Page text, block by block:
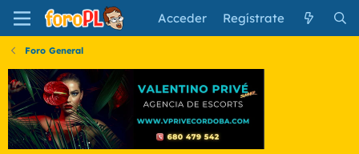
Acceder Regístrate
Foro General